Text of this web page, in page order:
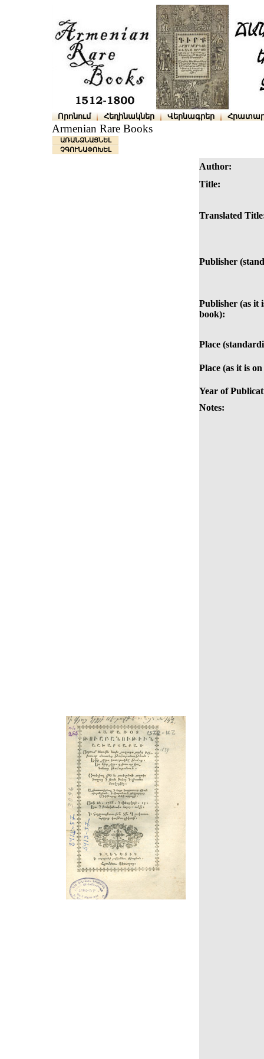
Որոնում Հեղինակներ Վերնագրեր
Armenian Rare Books
ԱՌԱՆՁՆԱՑՆԵԼ
ՉԳՈՒՆԱՓՈԽԵԼ
Author:
Title:
Translated
Publisher
Publisher (as it
book):
Place
Place (as it is
Year of
Notes: